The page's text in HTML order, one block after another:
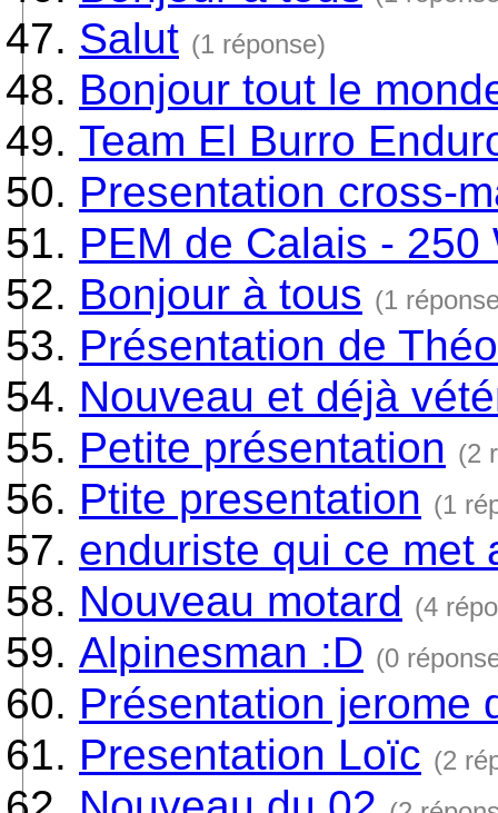
Salut (1 réponse)
Bonjour tout le
Team El Burro
Presentation cross-
PEM de Calais - 250
Bonjour à tous (1
Présentation de Théo
Nouveau et déjà
Petite présentation (2
Ptite presentation (1
enduriste qui ce met
Nouveau motard (4
Alpinesman :D (0
Présentation jerome
Presentation Loïc (2